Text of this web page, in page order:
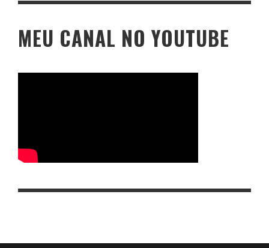
MEU CANAL NO YOUTUBE